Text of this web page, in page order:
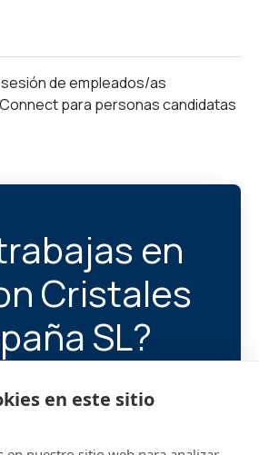
en este sitio
de empleados/as
para personas candidatas
en
Cristales
SL?
compañero/a.